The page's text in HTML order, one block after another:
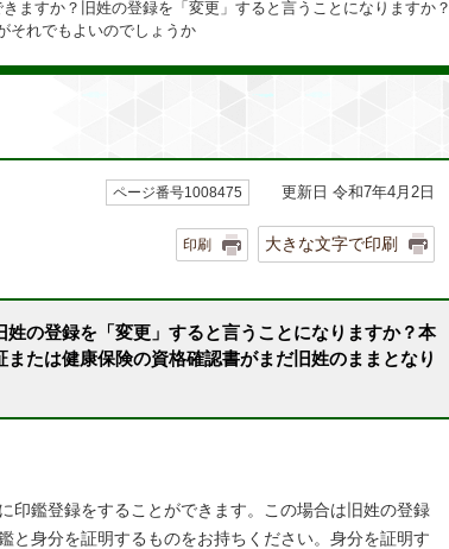
ますか？旧姓の登録を「変更」すると言うことになりますか？
それでもよいのでしょうか
ページ番号1008475 更新日 令和7年4月2日
印刷 大きな文字で印刷
の登録を「変更」すると言うことになりますか？本
たは健康保険の資格確認書がまだ旧姓のままとなり
印鑑登録をすることができます。この場合は旧姓の登録
と身分を証明するものをお持ちください。身分を証明す